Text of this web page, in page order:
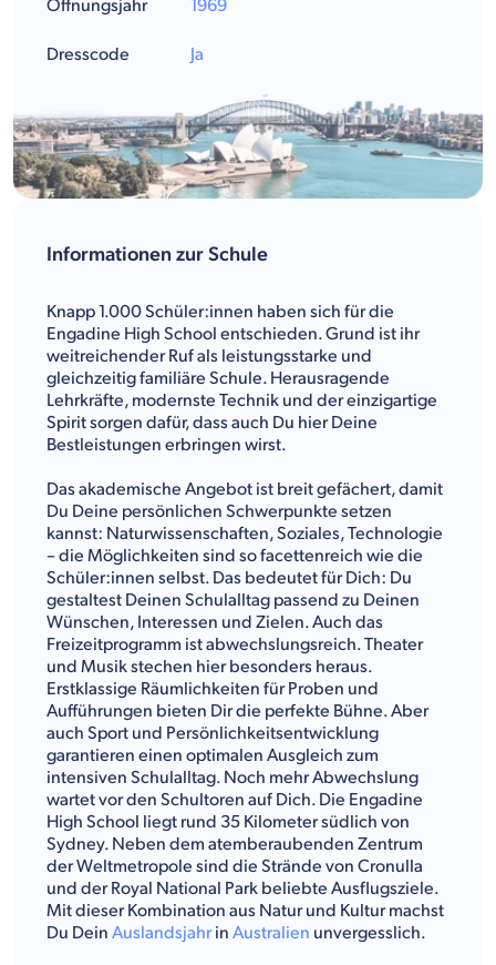
Informationen zur Schule
Knapp 1.000 Schüler:innen haben sich für die
Engadine High School entschieden. Grund ist ihr
weitreichender Ruf als leistungsstarke und
gleichzeitig familiäre Schule. Herausragende
Lehrkräfte, modernste Technik und der einzigartige
Spirit sorgen dafür, dass auch Du hier Deine
Bestleistungen erbringen wirst.
Das akademische Angebot ist breit gefächert, damit
Du Deine persönlichen Schwerpunkte setzen
kannst: Naturwissenschaften, Soziales, Technologie
– die Möglichkeiten sind so facettenreich wie die
Schüler:innen selbst. Das bedeutet für Dich: Du
gestaltest Deinen Schulalltag passend zu Deinen
Wünschen, Interessen und Zielen. Auch das
Freizeitprogramm ist abwechslungsreich. Theater
und Musik stechen hier besonders heraus.
Erstklassige Räumlichkeiten für Proben und
Aufführungen bieten Dir die perfekte Bühne. Aber
auch Sport und Persönlichkeitsentwicklung
garantieren einen optimalen Ausgleich zum
intensiven Schulalltag. Noch mehr Abwechslung
wartet vor den Schultoren auf Dich. Die Engadine
High School liegt rund 35 Kilometer südlich von
Sydney. Neben dem atemberaubenden Zentrum
der Weltmetropole sind die Strände von Cronulla
und der Royal National Park beliebte Ausflugsziele.
Mit dieser Kombination aus Natur und Kultur machst
Du Dein Auslandsjahrin Australien unvergesslich.
Öffnungsjahr
Dresscode
1969
Ja